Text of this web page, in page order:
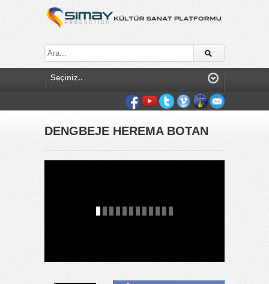
DENGBEJE HEREMA BOTAN